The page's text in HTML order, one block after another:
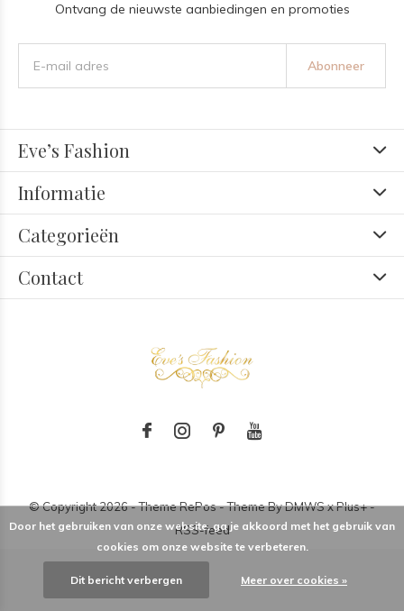
Ontvang de nieuwste aanbiedingen en promoties
Abonneer
Eve’s Fashion
Informatie
Categorieën
Contact
© Copyright2026- Theme RePos - Theme ByDMWSxPlus+-
RSS-feed
Door het gebruiken van onze website, ga je akkoord met het gebruik van
cookies om onze website te verbeteren.
Dit bericht verbergen Meer over cookies »